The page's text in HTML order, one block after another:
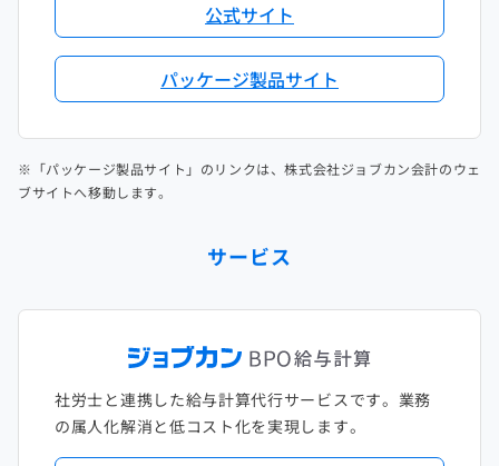
公式サイト
パッケージ製品サイト
※「パッケージ製品サイト」のリンクは、株式会社ジョブカン会計のウェ
ブサイトへ移動します。
サービス
社労士と連携した給与計算代行サービスです。業務
の属人化解消と低コスト化を実現します。